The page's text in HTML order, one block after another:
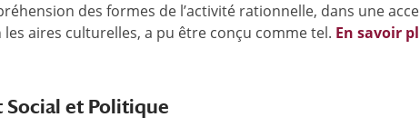
des formes de l’activité rationnelle, dans une
aires culturelles, a pu être conçu comme tel. En savoir
Social et Politique